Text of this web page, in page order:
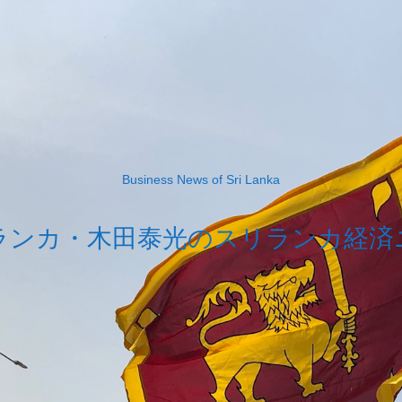
Business News of Sri Lanka
ンカ・木田泰光のスリランカ経済